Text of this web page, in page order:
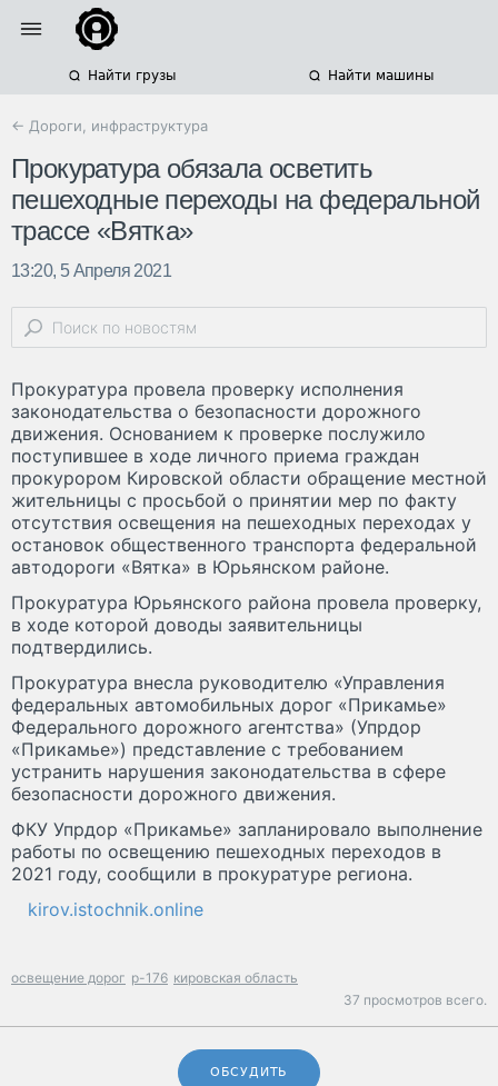
Найти грузы Найти машины
← Дороги, инфраструктура
Прокуратура обязала осветить
пешеходные переходы на федеральной
трассе «Вятка»
13:20, 5 Апреля 2021
Прокуратура провела проверку исполнения
законодательства о безопасности дорожного
движения. Основанием к проверке послужило
поступившее в ходе личного приема граждан
прокурором Кировской области обращение местной
жительницы с просьбой о принятии мер по факту
отсутствия освещения на пешеходных переходах у
остановок общественного транспорта федеральной
автодороги «Вятка» в Юрьянском районе.
Прокуратура Юрьянского района провела проверку,
в ходе которой доводы заявительницы
подтвердились.
Прокуратура внесла руководителю «Управления
федеральных автомобильных дорог «Прикамье»
Федерального дорожного агентства» (Упрдор
«Прикамье») представление с требованием
устранить нарушения законодательства в сфере
безопасности дорожного движения.
ФКУ Упрдор «Прикамье» запланировало выполнение
работы по освещению пешеходных переходов в
2021 году, сообщили в прокуратуре региона.
kirov.istochnik.online
освещение дорог р-176 кировская область
37 просмотров всего.
ОБСУДИТЬ